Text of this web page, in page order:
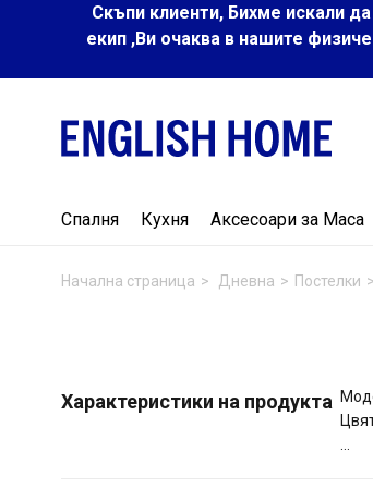
Скъпи клиенти, Бихме искали
екип ,Ви очаква в нашите
Спалня Кухня Аксесоари за Маса
Начална страница Дневна Постелки
Характеристики на продукта